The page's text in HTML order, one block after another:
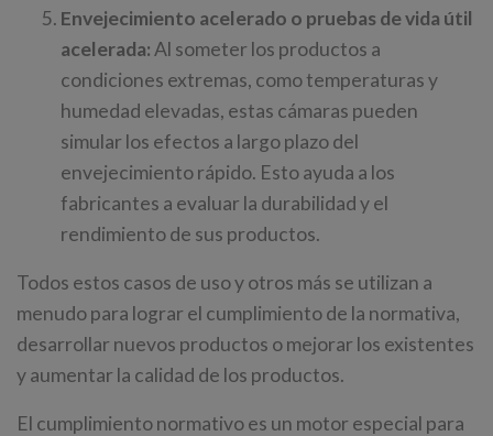
Envejecimiento acelerado o pruebas de vida útil
acelerada: Al someter los productos a
condiciones extremas, como temperaturas y
humedad elevadas, estas cámaras pueden
simular los efectos a largo plazo del
envejecimiento rápido. Esto ayuda a los
fabricantes a evaluar la durabilidad y el
rendimiento de sus productos.
Todos estos casos de uso y otros más se utilizan a
menudo para lograr el cumplimiento de la normativa,
desarrollar nuevos productos o mejorar los existentes
y aumentar la calidad de los productos.
El cumplimiento normativo es un motor especial para